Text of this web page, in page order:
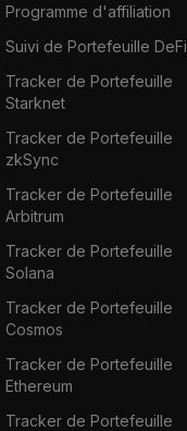
Programme d'affiliation
Suivi de Portefeuille DeFi
Tracker de Portefeuille
Starknet
Tracker de Portefeuille
zkSync
Tracker de Portefeuille
Arbitrum
Tracker de Portefeuille
Solana
Tracker de Portefeuille
Cosmos
Tracker de Portefeuille
Ethereum
Tracker de Portefeuille